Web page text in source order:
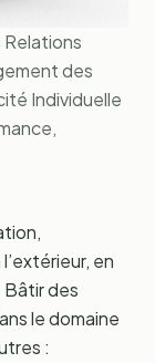
des
Individuelle
en
des
le domaine
: